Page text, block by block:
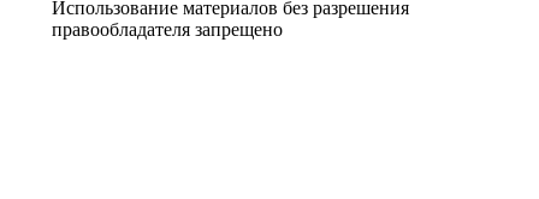
Использование материалов без разрешения
правообладателя запрещено